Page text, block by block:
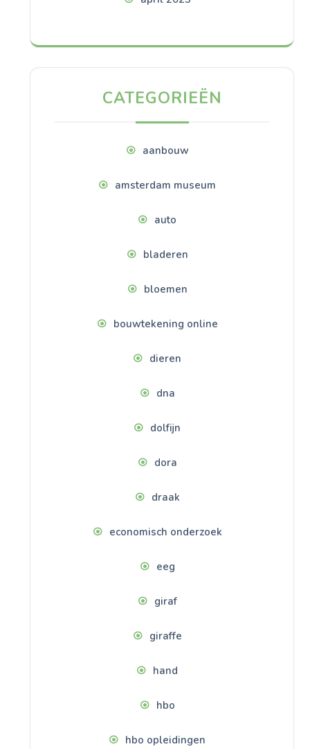
CATEGORIEËN
aanbouw
amsterdam museum
auto
bladeren
bloemen
bouwtekening online
dieren
dna
dolfijn
dora
draak
economisch onderzoek
eeg
giraf
giraffe
hand
hbo
hbo opleidingen